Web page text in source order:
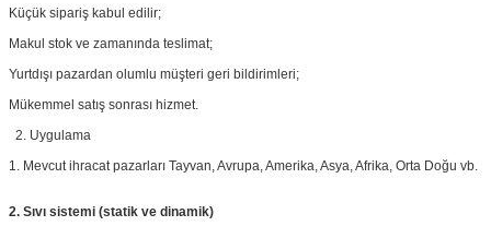
Küçük sipariş kabul edilir;
Makul stok ve zamanında teslimat;
Yurtdışı pazardan olumlu müşteri geri bildirimleri;
Mükemmel satış sonrası hizmet.
2. Uygulama
1. Mevcut ihracat pazarları Tayvan, Avrupa, Amerika, Asya, Afrika, Orta Doğu vb.
2. Sıvı sistemi (statik ve dinamik)